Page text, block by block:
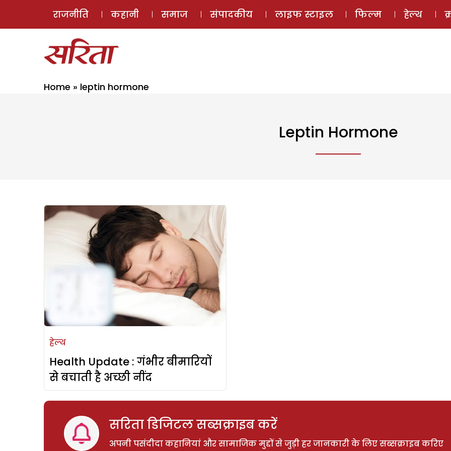
ई-मैगज़ीन
राजनीति कहानी समाज संपादकीय लाइफ स्टाइल फिल्म हेल्थ
Home » leptin hormone
Leptin Hormone
हेल्थ
Health Update : गंभीर बीमारियों
से बचाती है अच्छी नींद
सरिता डिजिटल सब्सक्राइब करें
अपनी पसंदीदा कहानियां और सामाजिक मुद्दों से जुड़ी हर जानकारी के लिए सब्सक्राइब करिए